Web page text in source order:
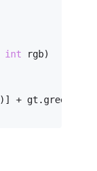
int rgb)
)] +